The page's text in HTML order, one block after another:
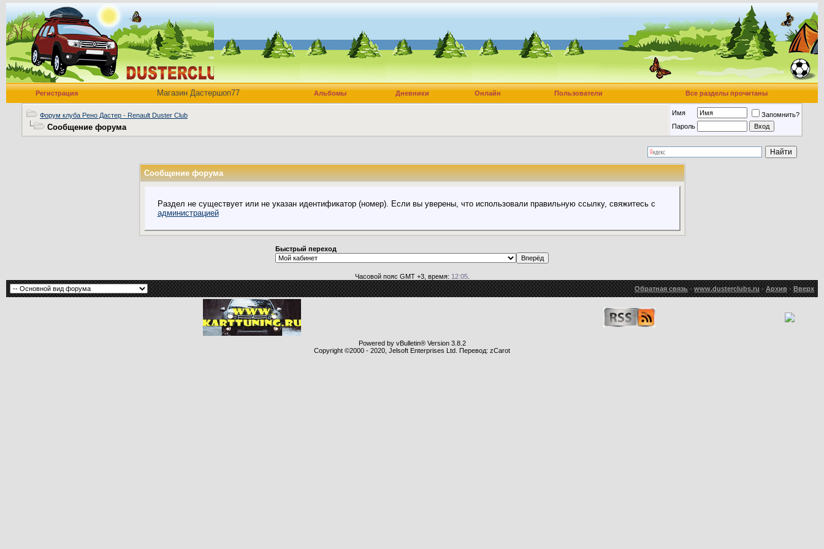
Регистрация Магазин Дастершоп77 Альбомы Дневники Онлайн Пользователи Все разделы прочитаны
Форум клуба Рено Дастер - Renault Duster Club
Сообщение форума
Имя
Запомнить?
Пароль
Сообщение форума
Раздел не существует или не указан идентификатор (номер). Если вы уверены, что использовали правильную ссылку, свяжитесь с
администрацией
Быстрый переход
Часовой пояс GMT +3, время: 12:05.
Обратная связь-www.dusterclubs.ru-Архив-Вверх
Powered by vBulletin® Version 3.8.2
Copyright ©2000 - 2020, Jelsoft Enterprises Ltd. Перевод: zCarot